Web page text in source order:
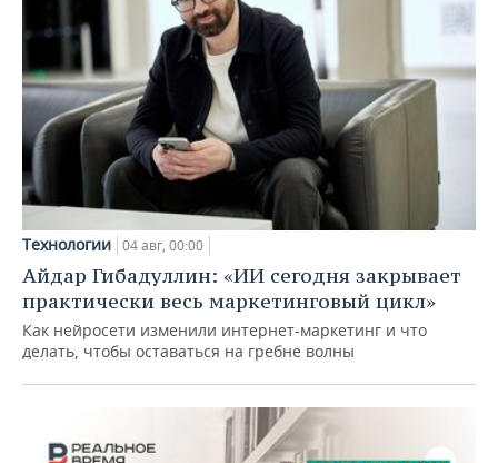
Технологии 04 авг, 00:00
Айдар Гибадуллин: «ИИ сегодня закрывает
практически весь маркетинговый цикл»
Как нейросети изменили интернет-маркетинг и что
делать, чтобы оставаться на гребне волны